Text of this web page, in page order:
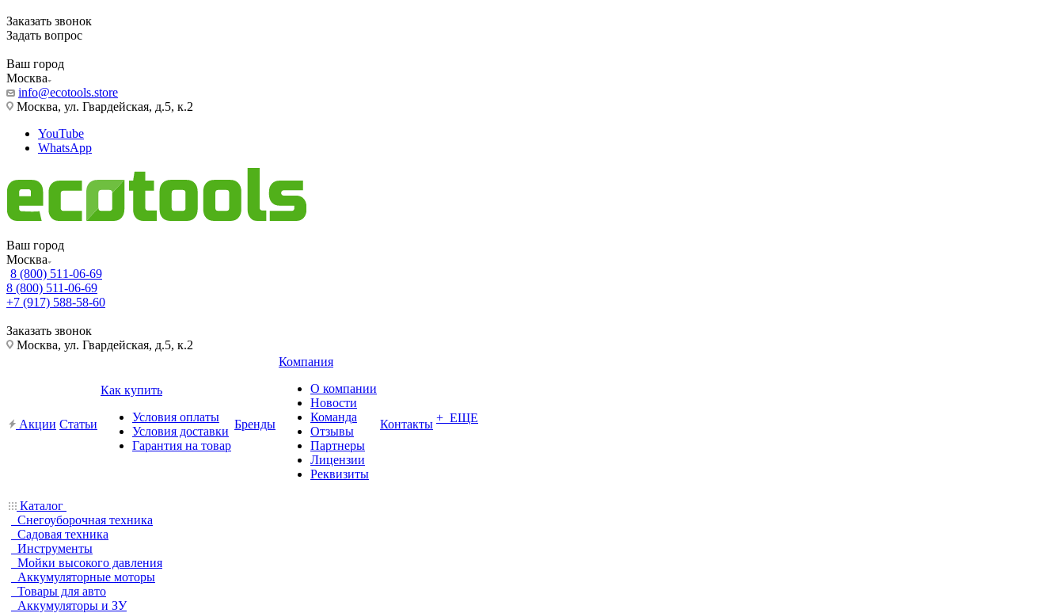
Заказать звонок
Задать вопрос
Ваш город
Москва
info@ecotools.store
Москва, ул. Гвардейская, д.5, к.2
YouTube
WhatsApp
Ваш город
Москва
8 (800) 511-06-69
8 (800) 511-06-69
+7 (917) 588-58-60
Заказать звонок
Москва, ул. Гвардейская, д.5, к.2
Акции Статьи
Как купить
Условия оплаты
Условия доставки
Гарантия на товар
Бренды
Компания
О компании
Новости
Команда
Отзывы
Партнеры
Лицензии
Реквизиты
Контакты + ЕЩЕ
Каталог
Снегоуборочная техника
Садовая техника
Инструменты
Мойки высокого давления
Аккумуляторные моторы
Товары для авто
Аккумуляторы и ЗУ